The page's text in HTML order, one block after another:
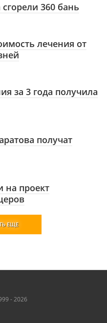
360 бань
лечения от
за 3 года получила
получат
на проект
ЕЩЕ
- 2026